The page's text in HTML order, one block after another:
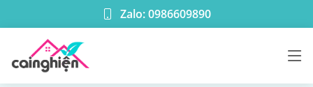
Zalo: 0986609890
Thông tin